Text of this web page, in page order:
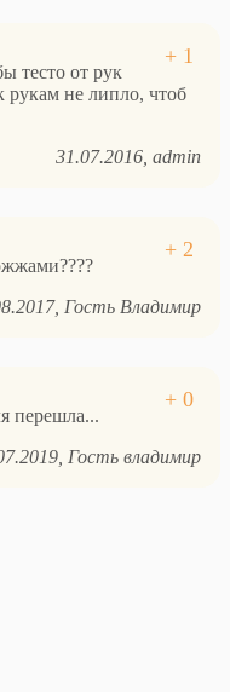
тесто от рук
рукам не липло, чтоб
31.07.2016 admin
Гость Владимир
перешла...
Гость владимир